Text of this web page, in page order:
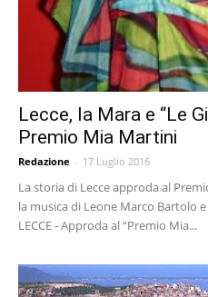
Lecce, la Mara e “Le
Premio Mia Martini
Redazione - 17 Luglio 2016
La storia di Lecce approda al
la musica di Leone Marco Bartolo
LECCE - Approda al “Premio Mia...